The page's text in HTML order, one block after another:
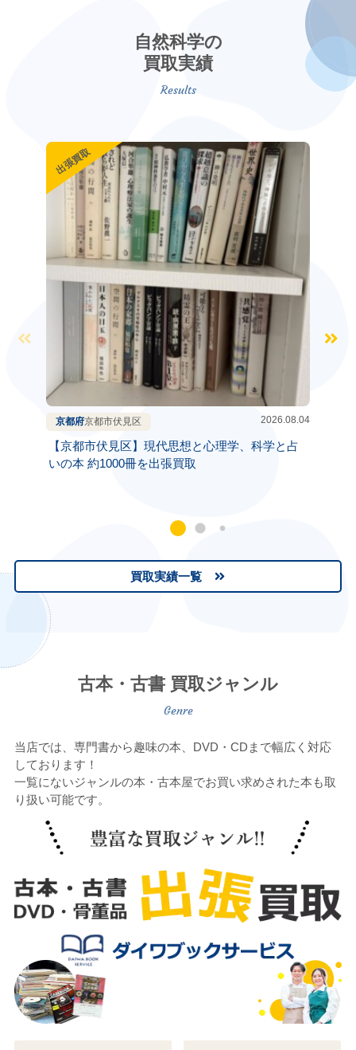
自然科学の
買取実績
京都府京都市伏見区 2026.08.04
【京都市伏見区】現代思想と心理学、科学と占
いの本 約1000冊を出張買取
出張買取
買取実績一覧
古本・古書 買取ジャンル
当店では、専門書から趣味の本、DVD・CDまで幅広く対応
しております！
一覧にないジャンルの本・古本屋でお買い求めされた本も取
り扱い可能です。